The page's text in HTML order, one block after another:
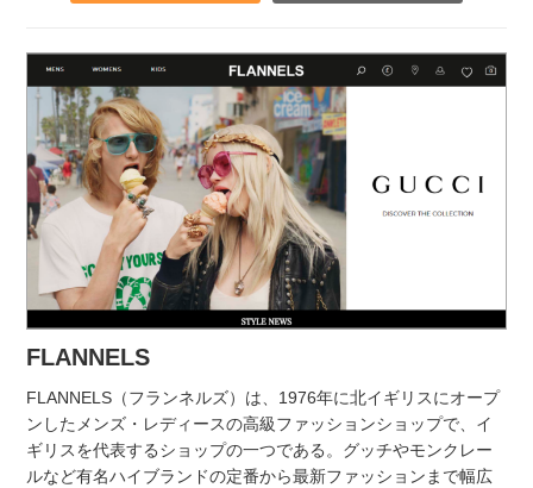
FLANNELS
FLANNELS（フランネルズ）は、1976年に北イギリスにオープ
ンしたメンズ・レディースの高級ファッションショップで、イ
ギリスを代表するショップの一つである。グッチやモンクレー
ルなど有名ハイブランドの定番から最新ファッションまで幅広